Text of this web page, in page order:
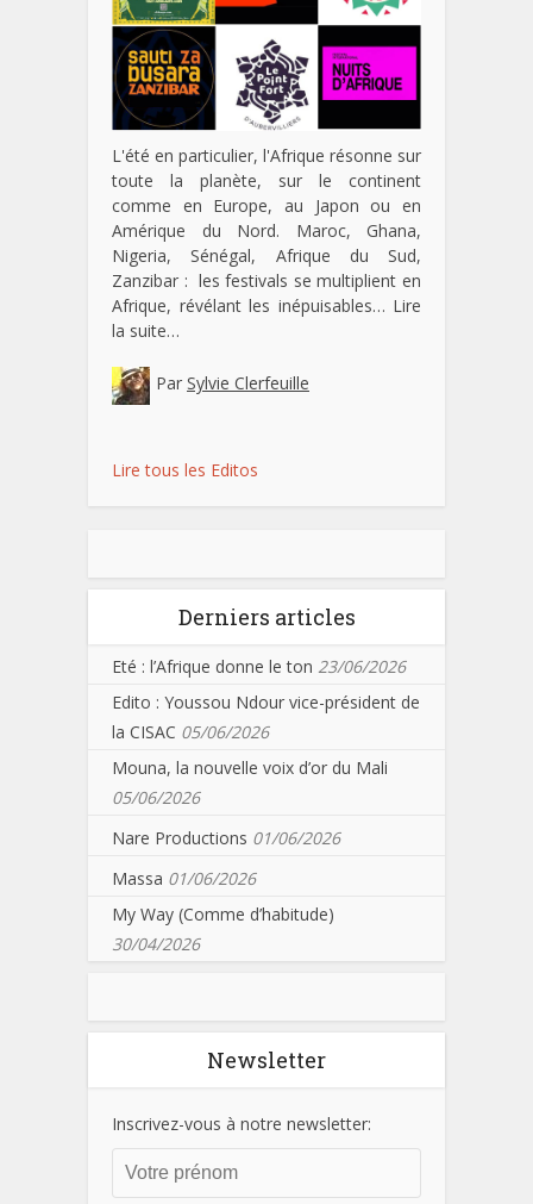
L'été en particulier, l'Afrique résonne sur
toute la planète, sur le continent
comme en Europe, au Japon ou en
Amérique du Nord. Maroc, Ghana,
Nigeria, Sénégal, Afrique du Sud,
Zanzibar : les festivals se multiplient en
Afrique, révélant les inépuisables… Lire
la suite…
Par Sylvie Clerfeuille
Lire tous les Editos
Derniers articles
Eté : l’Afrique donne le ton 23/06/2026
Edito : Youssou Ndour vice-président de
la CISAC 05/06/2026
Mouna, la nouvelle voix d’or du Mali
05/06/2026
Nare Productions 01/06/2026
Massa 01/06/2026
My Way (Comme d’habitude)
30/04/2026
Newsletter
Inscrivez-vous à notre newsletter: